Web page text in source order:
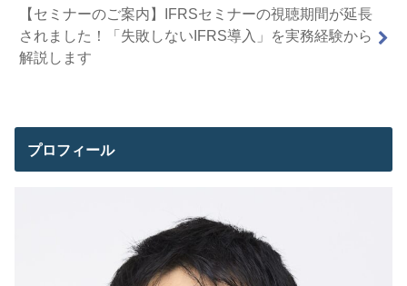
【セミナーのご案内】IFRSセミナーの視聴期間が延長
されました！「失敗しないIFRS導入」を実務経験から
解説します
プロフィール